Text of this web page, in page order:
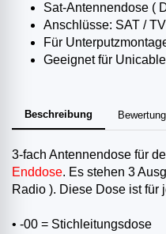
Sat-Antennendose (
Anschlüsse: SAT /
Für
Geeignet für
Beschreibung
3-fach Antennendose für
Enddose. Es stehen 3
Radio ). Diese Dose ist für
• -00 = Stichleitungsdose